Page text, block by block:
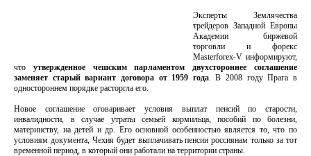
Эксперты Землячества
трейдеров Западной Европы
Академии биржевой
торговли и форекс
Masterforex-V информируют,
что утвержденное чешским парламентом двухстороннее соглашение
заменяет старый вариант договора от 1959 года. В 2008 году Прага в
одностороннем порядке расторгла его.
Новое соглашение оговаривает условия выплат пенсий по старости,
инвалидности, в случае утраты семьей кормильца, пособий по болезни,
материнству, на детей и др. Его основной особенностью является то, что по
условиям документа, Чехия будет выплачивать пенсии россиянам только за тот
временной период, в который они работали на территории страны.